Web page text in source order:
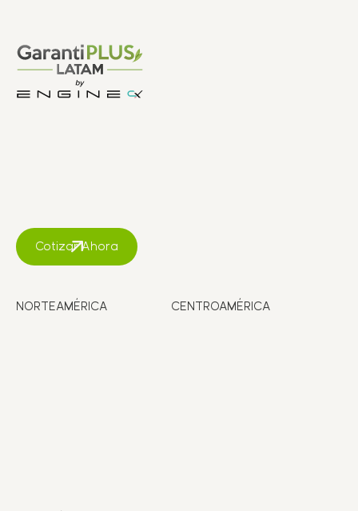
Cotizar Ahora
NORTEAMÉRICA CENTROAMÉRICA